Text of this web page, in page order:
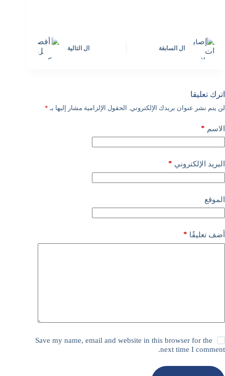
ال السابقة ال التالية
اترك تعليقا
لن يتم نشر عنوان بريدك الإلكتروني. الحقول الإلزامية مشار إليها بـ *
الاسم *
البريد الإلكتروني *
الموقع
أضف تعليقًا *
Save my name, email and website in this browser for the
next time I comment.